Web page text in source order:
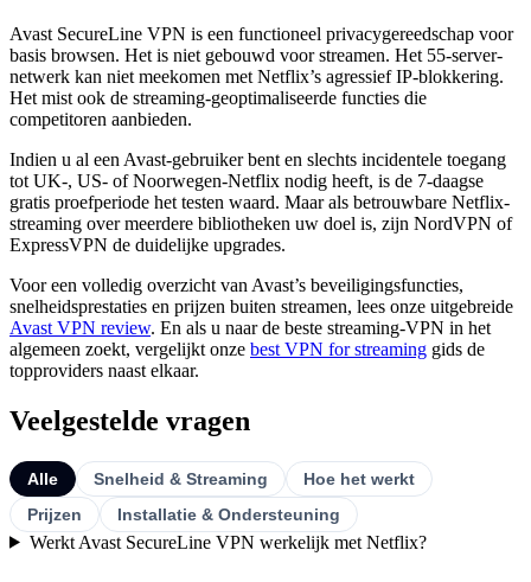
Avast SecureLine VPN is een functioneel privacygereedschap voor
basis browsen. Het is niet gebouwd voor streamen. Het 55-server-
netwerk kan niet meekomen met Netflix’s agressief IP-blokkering.
Het mist ook de streaming-geoptimaliseerde functies die
competitoren aanbieden.
Indien u al een Avast-gebruiker bent en slechts incidentele toegang
tot UK-, US- of Noorwegen-Netflix nodig heeft, is de 7-daagse
gratis proefperiode het testen waard. Maar als betrouwbare Netflix-
streaming over meerdere bibliotheken uw doel is, zijn NordVPN of
ExpressVPN de duidelijke upgrades.
Voor een volledig overzicht van Avast’s beveiligingsfuncties,
snelheidsprestaties en prijzen buiten streamen, lees onze uitgebreide
Avast VPN review. En als u naar de beste streaming-VPN in het
algemeen zoekt, vergelijkt onze best VPN for streaming gids de
topprovi­ders naast elkaar.
Veelgestelde vragen
Alle Snelheid & Streaming
Hoe het werkt
Prijzen
Installatie & Ondersteuning
Werkt Avast SecureLine VPN werkelijk met Netflix?